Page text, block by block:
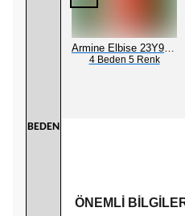
BEDEN
Armine Elbise 23Y9230
4 Beden 5 Renk
ÖNEMLİ